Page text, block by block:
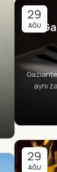
29
AĞU
aynı
29
AĞU